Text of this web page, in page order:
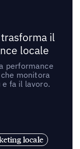
trasforma il
locale
performance
monitora
e fa il lavoro.
locale